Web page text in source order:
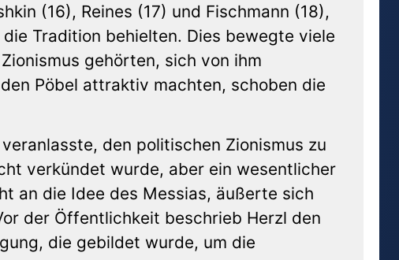
(16), Reines (17) und Fischmann (18),
Tradition behielten. Dies bewegte viele
gehörten, sich von ihm
Pöbel attraktiv machten, schoben die
den politischen Zionismus zu
verkündet wurde, aber ein wesentlicher
an die Idee des Messias, äußerte sich
der Öffentlichkeit beschrieb Herzl den
die gebildet wurde, um die